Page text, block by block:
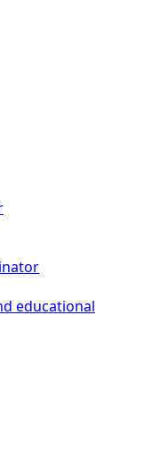
educational